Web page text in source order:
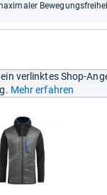
verlinktes Shop-
Mehr erfahren